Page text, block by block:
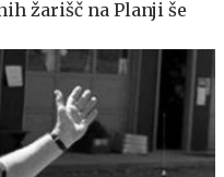
žarišč na Planji še